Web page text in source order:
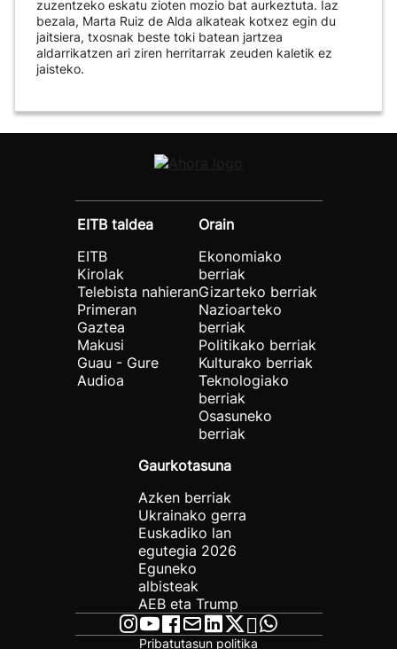
zuzentzeko eskatu zioten mozio bat aurkeztuta. Iaz
bezala, Marta Ruiz de Alda alkateak kotxez egin du
jaitsiera, txosnak beste toki batean jartzea
aldarrikatzen ari ziren herritarrak zeuden kaletik ez
jaisteko.
EITB taldea
EITB
Kirolak
Telebista nahieran
Primeran
Gaztea
Makusi
Guau - Gure
Audioa
Orain
Ekonomiako
berriak
Gizarteko berriak
Nazioarteko
berriak
Politikako berriak
Kulturako berriak
Teknologiako
berriak
Osasuneko
berriak
Gaurkotasuna
Azken berriak
Ukrainako gerra
Euskadiko lan
egutegia 2026
Eguneko
albisteak
AEB eta Trump
Pribatutasun politika